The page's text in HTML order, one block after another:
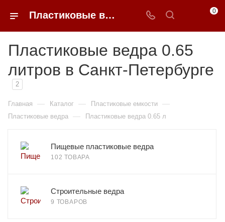
Пластиковые ведра 0.65 литров недорого в Санкт-Петербурге | 0FFER 0
Пластиковые ведра 0.65
литров в Санкт-Петербурге
2
Главная — Каталог — Пластиковые емкости —
Пластиковые ведра — Пластиковые ведра 0.65 л
Пищевые пластиковые ведра
102 ТОВАРА
Строительные ведра
9 ТОВАРОВ